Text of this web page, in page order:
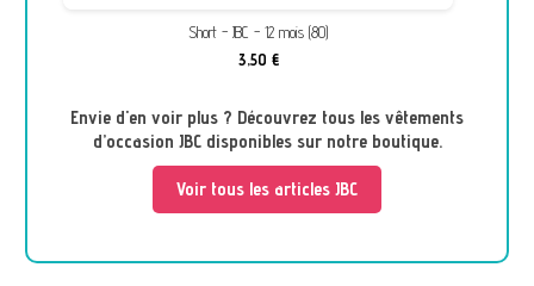
Short - JBC - 12 mois (80)
3,50 €
Envie d'en voir plus ? Découvrez tous les vêtements
d’occasion JBC disponibles sur notre boutique.
Voir tous les articles JBC